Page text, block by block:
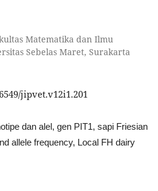
Matematika dan Ilmu
Sebelas Maret, Surakarta
jipvet.v12i1.201
dan alel, gen PIT1, sapi Friesian
allele frequency, Local FH dairy